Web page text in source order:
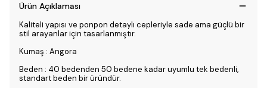
Ürün Açıklaması
Kaliteli yapısı ve ponpon detaylı cepleriyle sade ama güçlü bir
stil arayanlar için tasarlanmıştır.
Kumaş : Angora
Beden : 40 bedenden 50 bedene kadar uyumlu tek bedenli,
standart beden bir üründür.